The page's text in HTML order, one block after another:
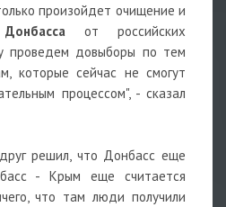
произойдет очищение и
Донбасса от российских
проведем довыборы по тем
которые сейчас не смогут
процессом", - сказал
решил, что Донбасс еще
- Крым еще считается
что там люди получили